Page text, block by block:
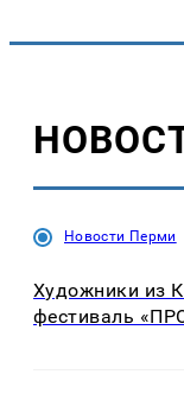
Новости Перми
Художники из
фестиваль